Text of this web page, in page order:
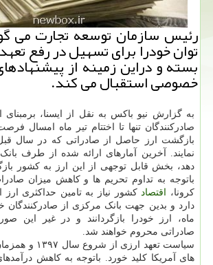
رئیس سازمان توسعه تجارت می
توان خودرا برای تسهیل در رفع
بسته و دراین زمینه از
خصوصی استقبال می كند.
به گزارش نیو باکس به نقل از ایسنا، برمبنای
صادرکنندگان تنها تا اختتام تیر ماه امسال
بازگشت ارز حاصل از صادراتی که در سال
نمایند. آخرین آمارهای ارائه شده از طرف
دهد، بخش قابل توجهی از این ارز به کشور
باتوجه به تداوم تحریم ها و کاهش میزان
کرونا،
اقتصادکشور نیاز به تامین حداکثری ارز
دارد و بدین جهت بانک مرکزی از صادرکنندگان
ماه، ارز خودرا بازگردانند و در غیر این
صادراتی محروم خواهند شد.
سیاست تعهد ارزی
های آمریکا کلید خورد. باتوجه به کاهش